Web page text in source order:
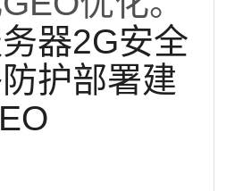
器2G安全
护部署建